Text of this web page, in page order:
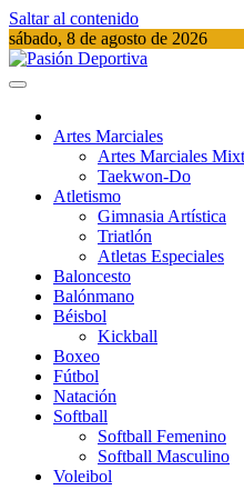
Saltar al contenido
sábado, 8 de agosto de 2026
Artes Marciales
Artes Marciales
Taekwon-Do
Atletismo
Gimnasia Artística
Triatlón​
Atletas Especiales
Baloncesto
Balónmano
Béisbol
Kickball​
Boxeo
Fútbol
Natación​
Softball​
Softball​ Femenino
Softball​ Masculino
Voleibol​